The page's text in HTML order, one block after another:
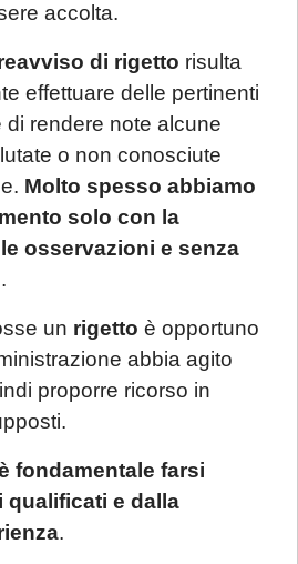
accolta.
di rigetto risulta
effettuare delle pertinenti
rendere note alcune
o non conosciute
Molto spesso abbiamo
solo con la
osservazioni e senza
.
un rigetto è opportuno
abbia agito
proporre ricorso in
fondamentale farsi
qualificati e dalla
.